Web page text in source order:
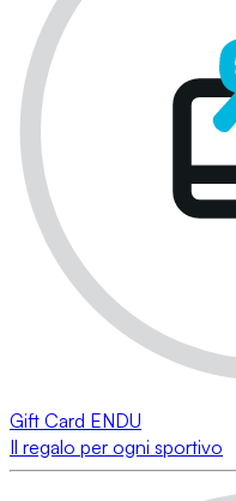
Gift Card ENDU
Il regalo per ogni sportivo